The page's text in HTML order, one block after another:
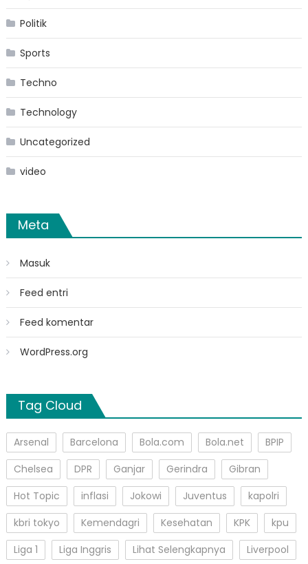
Politik
Sports
Techno
Technology
Uncategorized
video
Meta
Masuk
Feed entri
Feed komentar
WordPress.org
Tag Cloud
Arsenal Barcelona Bola.com Bola.net
BPIP
Chelsea
DPR Ganjar Gerindra
Gibran
Hot Topic
inflasi Jokowi Juventus
kapolri
kbri tokyo
Kemendagri Kesehatan KPK
kpu
Liga 1
Liga Inggris Lihat Selengkapnya
Liverpool